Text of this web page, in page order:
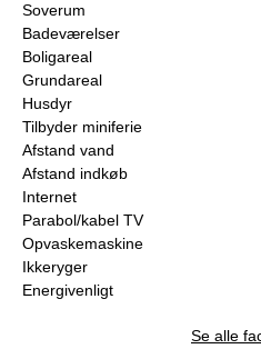
Soverum
Badeværelser
Boligareal
Grundareal
Husdyr
Tilbyder miniferie
Afstand vand
Afstand indkøb
Internet
Parabol/kabel TV
Opvaskemaskine
Ikkeryger
Energivenligt
Se alle